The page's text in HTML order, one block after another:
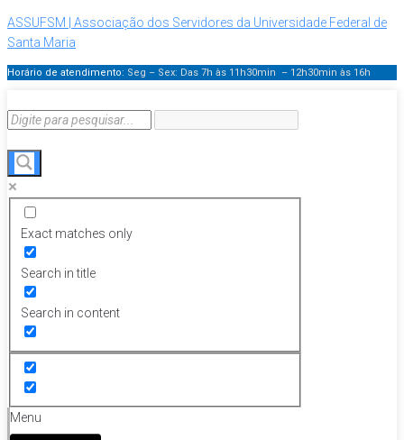
ASSUFSM | Associação dos Servidores da Universidade Federal de
Santa Maria
Horário de atendimento: Seg – Sex: Das 7h às 11h30min – 12h30min às 16h
Exact matches only
Search in title
Search in content
Menu